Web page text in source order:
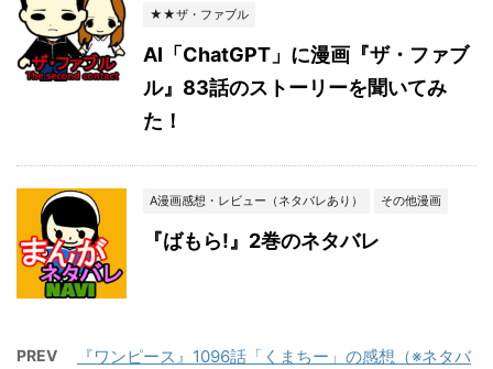
★★ザ・ファブル
AI「ChatGPT」に漫画『ザ・ファブ
ル』83話のストーリーを聞いてみ
た！
A漫画感想・レビュー（ネタバレあり） その他漫画
『ばもら!』2巻のネタバレ
PREV
『ワンピース』1096話「くまちー」の感想（※ネタバ